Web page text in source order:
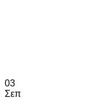
03
Σεπ